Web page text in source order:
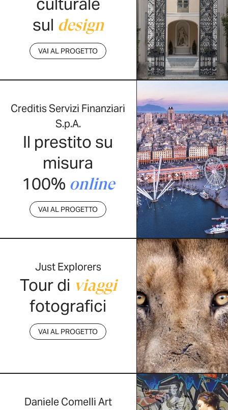
sul design
VAI AL PROGETTO
Creditis Servizi Finanziari
S.p.A.
Il prestito su
misura
100% online
VAI AL PROGETTO
Just Explorers
Tour di viaggi
fotografici
VAI AL PROGETTO
Daniele Comelli Art